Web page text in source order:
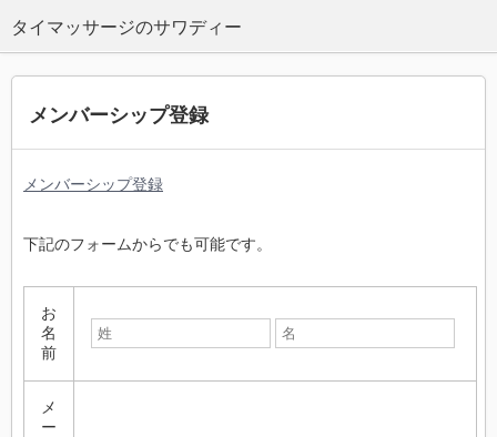
タイマッサージのサワディー
メンバーシップ登録
メンバーシップ登録
下記のフォームからでも可能です。
お
名
前
メ
ー